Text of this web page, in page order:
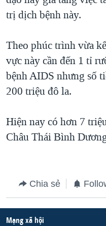
QUAN HỆ VIỆT MỸ
trị dịch bệnh này.
Theo phúc trình vừa
vực này cần đến 1 tỉ
bệnh AIDS nhưng số
200 triệu đô la.
Hiện nay có hơn 7
Châu Thái Bình
Chia sẻ
Mạng xã hội